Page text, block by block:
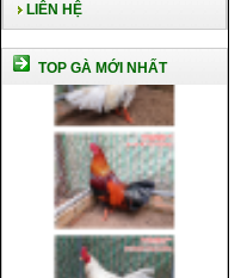
LIÊN HỆ
TOP GÀ MỚI NHẤT